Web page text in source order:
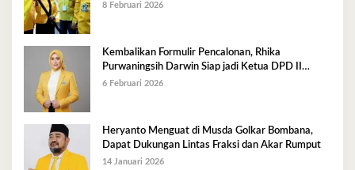
8 Februari 2026
Kembalikan Formulir Pencalonan, Rhika
Purwaningsih Darwin Siap jadi Ketua DPD II
Golkar Mubar
6 Februari 2026
Heryanto Menguat di Musda Golkar Bombana,
Dapat Dukungan Lintas Fraksi dan Akar Rumput
14 Januari 2026